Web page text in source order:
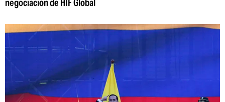
negociación de HIF Global